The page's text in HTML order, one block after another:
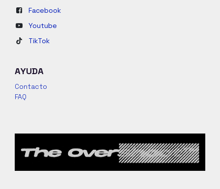
Facebook
Youtube
TikTok
AYUDA
Contacto
FAQ